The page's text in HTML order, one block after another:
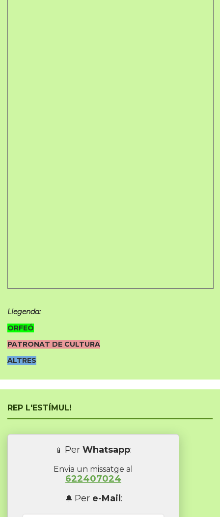
Llegenda:
ORFEÓ
PATRONAT DE CULTURA
ALTRES
REP L'ESTÍMUL!
📱 Per Whatsapp:
Envia un missatge al
622407024
🔔 Per e-Mail :